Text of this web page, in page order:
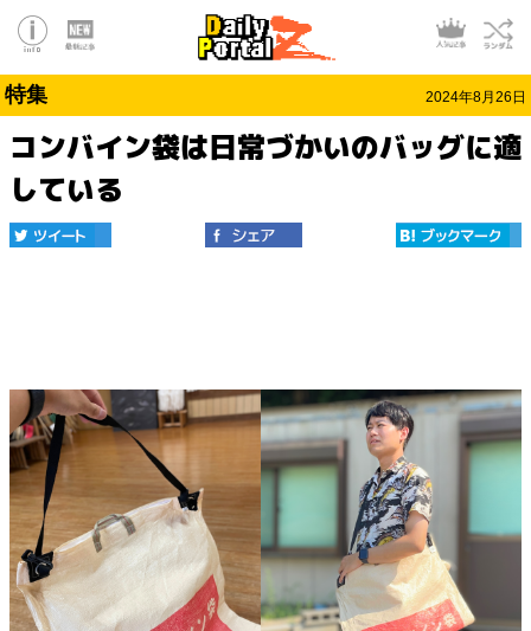
特集 2024年8月26日
コンバイン袋は日常づかいのバッグに適
している